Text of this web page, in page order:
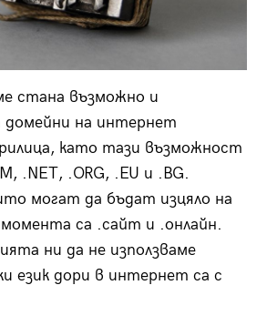
стана възможно и
домейни на интернет
като тази възможност
.NET, .ORG, .EU и .BG.
могат да бъдат изцяло на
момента са .сайт и .онлайн.
ни да не използваме
език дори в интернет са с